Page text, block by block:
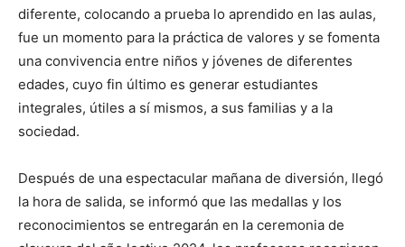
diferente, colocando a prueba lo aprendido en las aulas,
fue un momento para la práctica de valores y se fomenta
una convivencia entre niños y jóvenes de diferentes
edades, cuyo fin último es generar estudiantes
integrales, útiles a sí mismos, a sus familias y a la
sociedad.
Después de una espectacular mañana de diversión, llegó
la hora de salida, se informó que las medallas y los
reconocimientos se entregarán en la ceremonia de